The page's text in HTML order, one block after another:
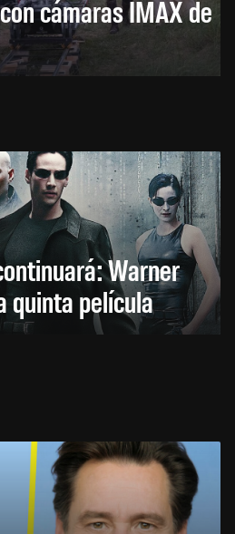
cámaras IMAX de
Warner
quinta película